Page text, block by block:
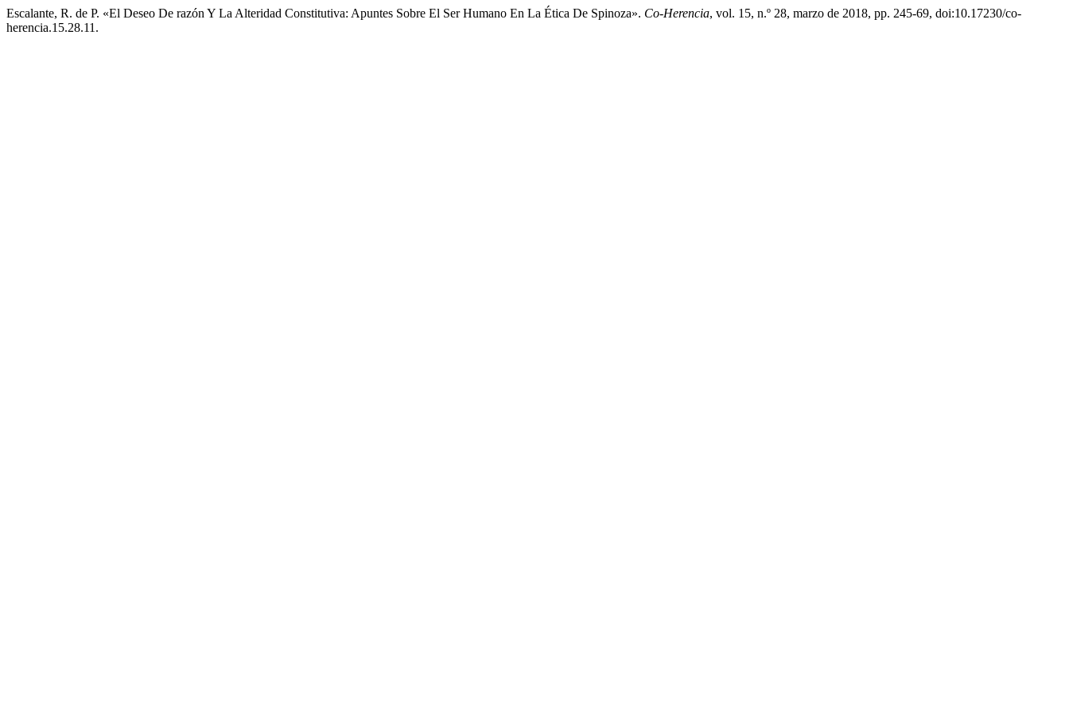
Escalante, R. de P. «El Deseo De razón Y La Alteridad Constitutiva: Apuntes Sobre El Ser Humano En La Ética De Spinoza». Co-Herencia, vol. 15, n.º 28, marzo de 2018, pp. 245-69, doi:10.17230/co-
herencia.15.28.11.